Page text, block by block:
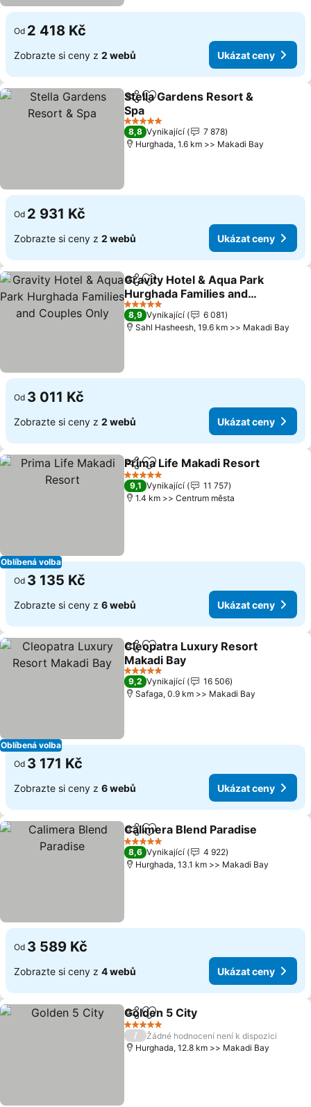
Od 2 418 Kč
Zobrazte si ceny z 2 webů Ukázat ceny
SdíletPřidat na seznam oblíbených
Stella Gardens Resort &
Spa
Ukázat ceny
5 Počet hvězdiček
8,8 Vynikající
7 878
Hurghada, 1.6 km >> Makadi Bay
Od 2 931 Kč
Zobrazte si ceny z 2 webů Ukázat ceny
SdíletPřidat na seznam oblíbených
Gravity Hotel & Aqua Park
Hurghada Families and
Couples Only
Ukázat ceny
5 Počet hvězdiček
8,9 Vynikající
6 081
Sahl Hasheesh, 19.6 km >> Makadi Bay
Od 3 011 Kč
Zobrazte si ceny z 2 webů Ukázat ceny
Oblíbená volba
SdíletPřidat na seznam oblíbených
Prima Life Makadi Resort
5 Počet hvězdiček
9,1 Vynikající
11 757
1.4 km >> Centrum města
Od 3 135 Kč
Zobrazte si ceny z 6 webů Ukázat ceny
Oblíbená volba
SdíletPřidat na seznam oblíbených
Cleopatra Luxury Resort
Makadi Bay
Ukázat ceny
5 Počet hvězdiček
9,2 Vynikající
16 506
Safaga, 0.9 km >> Makadi Bay
Od 3 171 Kč
Zobrazte si ceny z 6 webů Ukázat ceny
SdíletPřidat na seznam oblíbených
Calimera Blend Paradise
5 Počet hvězdiček
8,6 Vynikající
4 922
Hurghada, 13.1 km >> Makadi Bay
Od 3 589 Kč
Zobrazte si ceny z 4 webů Ukázat ceny
SdíletPřidat na seznam oblíbených
Golden 5 City
5 Počet hvězdiček
/
Žádné hodnocení není k dispozici
Hurghada, 12.8 km >> Makadi Bay